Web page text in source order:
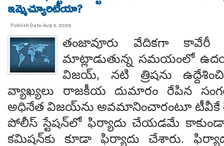
ఇమ్మెచ్యూరిటీయా?
Publish Date:Aug 5, 2026
తంజావూరు వేదికగా
మాట్లాడుతున్న సమయంలో
విజయ్, నటి త్రిషను
వ్యాఖ్యలు రాజకీయ దుమారం రేపిన
అధినేత విజయ్‌ను అవమానించారంటూ టీవీకే
పోలీస్ స్టేషన్‌లో ఫిర్యాదు చేయడమే
కమిషన్‌కు కూడా ఫిర్యాదు చేశారు.